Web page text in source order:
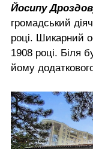
Йосипу
громадський діяч
році. Шикарний
1908 році. Біля
йому